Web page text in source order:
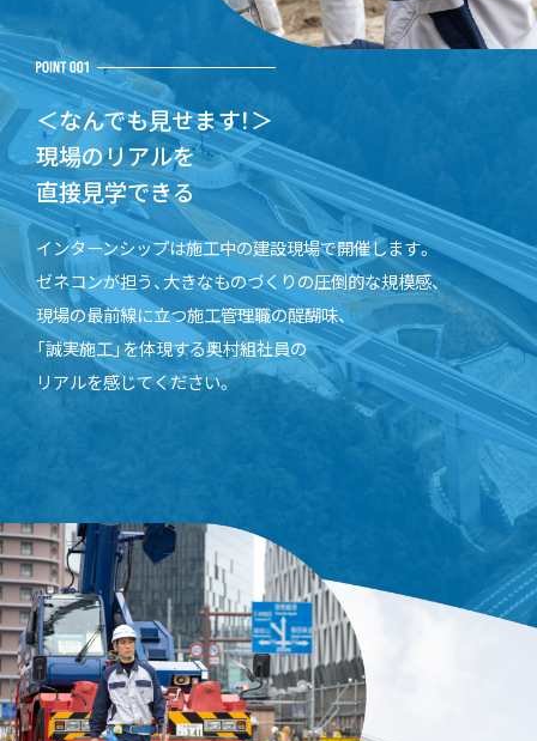
＜なんでも見せます！＞
現場のリアルを
直接見学できる
インターンシップは施工中の建設現場で開催します。
ゼネコンが担う、大きなものづくりの圧倒的な規模感、
現場の最前線に立つ施工管理職の醍醐味、
「誠実施工」を体現する奥村組社員の
リアルを感じてください。